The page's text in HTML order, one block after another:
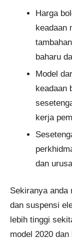
Harga
keadaan
baharu
Model
keadaan
kerja
dan
Sekiranya anda
dan suspensi
lebih tinggi
model 2020 dan